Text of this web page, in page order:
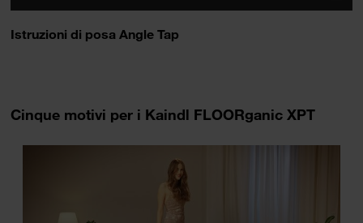
Istruzioni di posa Angle Tap
Cinque motivi per i Kaindl FLOORganic XPT